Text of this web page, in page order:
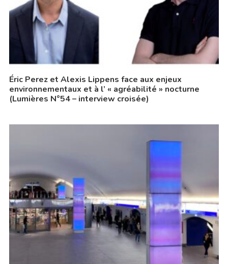
Éric Perez et Alexis Lippens face aux enjeux
environnementaux et à l’ « agréabilité » nocturne
(Lumières N°54 – interview croisée)